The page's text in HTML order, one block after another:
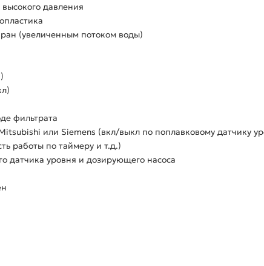
давления
(увеличенным потоком воды)
фильтрата
или Siemens (вкл/выкл по поплавковому датчику
работы по таймеру и т.д.)
датчика уровня и дозирующего насоса